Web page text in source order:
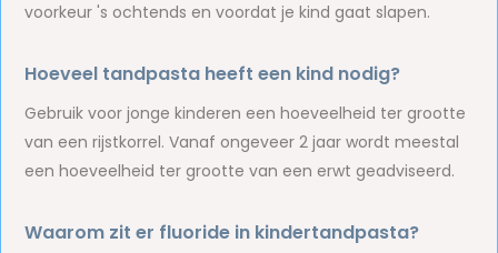
voorkeur 's ochtends en voordat je kind gaat slapen.
Hoeveel tandpasta heeft een kind nodig?
Gebruik voor jonge kinderen een hoeveelheid ter grootte
van een rijstkorrel. Vanaf ongeveer 2 jaar wordt meestal
een hoeveelheid ter grootte van een erwt geadviseerd.
Waarom zit er fluoride in kindertandpasta?